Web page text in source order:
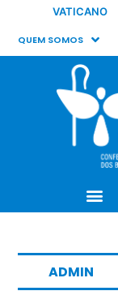
VATICANO
QUEM SOMOS
ADMIN